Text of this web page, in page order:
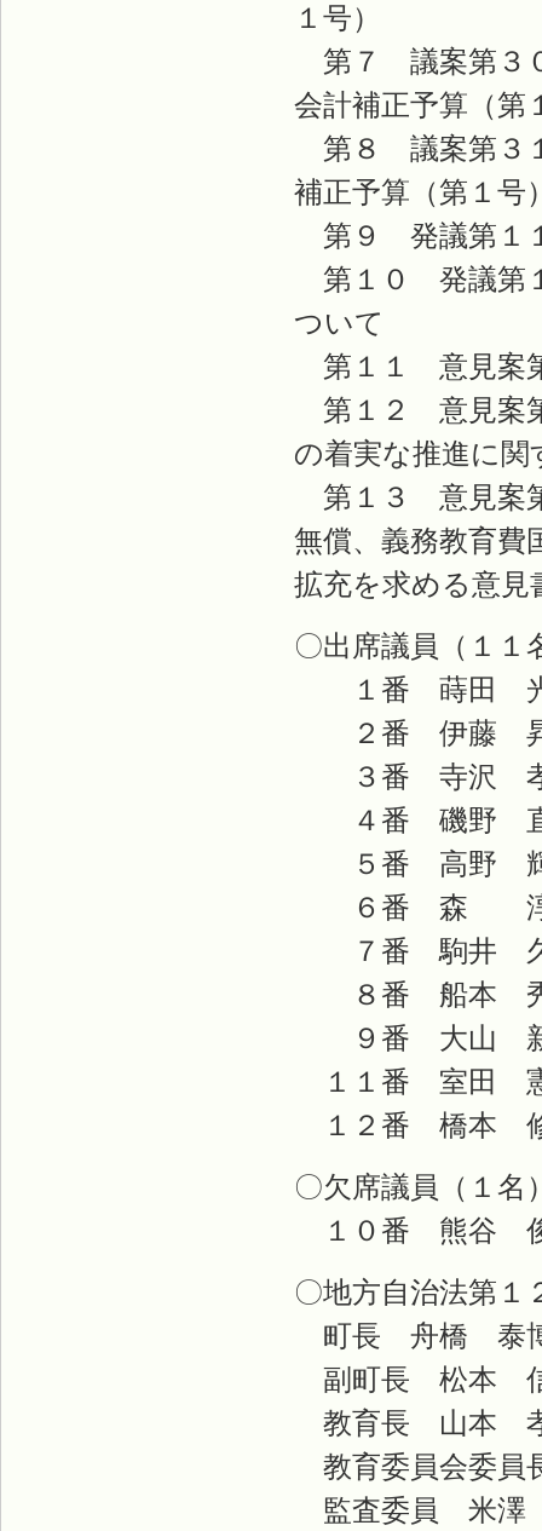
１号）
第７ 議案第３
会計補正予算（第
第８ 議案第３
補正予算（第１号
第９ 発議第１
第１０ 発議第
ついて
第１１ 意見案
第１２ 意見案
の着実な推進に
第１３ 意見案
無償、義務教育費
拡充を求める意
〇出席議員（１１
１番 蒔田
２番 伊藤
３番 寺沢
４番 磯野
５番 高野
６番 森
７番 駒井
８番 船本
９番 大山
１１番 室田
１２番 橋本
〇欠席議員（１名
１０番 熊谷
〇地方自治法第
町長 舟橋 泰
副町長 松本
教育長 山本
教育委員会委
監査委員 米